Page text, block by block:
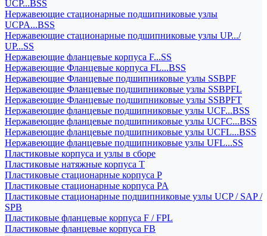
UCP...BSS
Нержавеющие стационарные подшипниковые узлы
UCPA...BSS
Нержавеющие стационарные подшипниковые узлы UP.../
UP...SS
Нержавеющие фланцевые корпуса F...SS
Нержавеющие Фланцевые корпуса FL...BSS
Нержавеющие Фланцевые подшипниковые узлы SSBPF
Нержавеющие Фланцевые подшипниковые узлы SSBPFL
Нержавеющие Фланцевые подшипниковые узлы SSBPFT
Нержавеющие фланцевые подшипниковые узлы UCF...BSS
Нержавеющие фланцевые подшипниковые узлы UCFC...BSS
Нержавеющие фланцевые подшипниковые узлы UCFL...BSS
Нержавеющие фланцевые подшипниковые узлы UFL...SS
Пластиковые корпуса и узлы в сборе
Пластиковые натяжные корпуса T
Пластиковые стационарные корпуса P
Пластиковые стационарные корпуса PA
Пластиковые стационарные подшипниковые узлы UCP / SAP /
SPB
Пластиковые фланцевые корпуса F / FPL
Пластиковые фланцевые корпуса FB